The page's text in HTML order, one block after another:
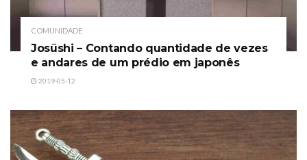
COMUNIDADE
Josūshi – Contando quantidade de vezes
e andares de um prédio em japonês
2019-05-12